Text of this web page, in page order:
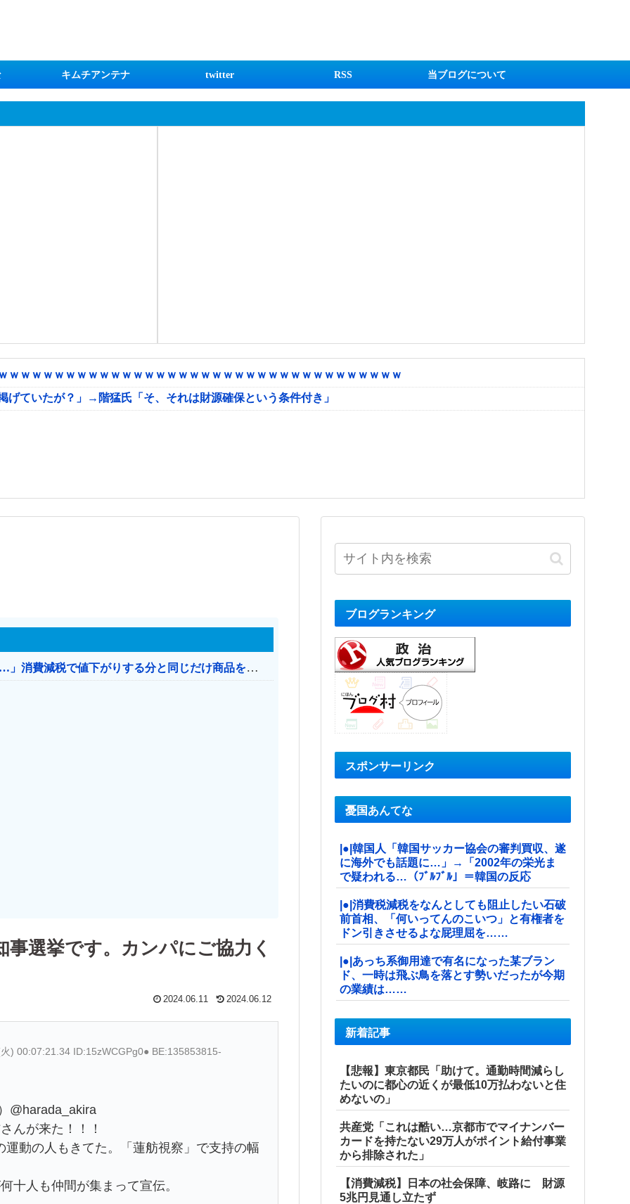
キムチアンテナ twitter RSS 当ブログについて
ｗｗｗｗｗｗｗｗｗｗｗｗｗｗｗｗｗｗｗｗｗｗｗｗｗｗｗｗｗｗｗｗｗｗ
ていたが？」→階猛氏「そ、それは財源確保という条件付き」
【消費税率1％】 「下げるのが筋なんですけど…」消費減税で値下がりする分と同じだけ商品を値上げして店頭価格を変えない店も
選挙です。カンパにご協力く
2024.06.11 2024.06.12
) 00:07:21.34 ID:15zWCGPg0● BE:135853815-
@harada_akira
んが来た！！！
動の人もきてた。「蓮舫視察」で支持の幅
十人も仲間が集まって宣伝。
ブログランキング
スポンサーリンク
憂国あんてな
|●|韓国人「韓国サッカー協会の審判買収、遂
に海外でも話題に…」→「2002年の栄光ま
で疑われる…（ﾌﾞﾙﾌﾞﾙ」＝韓国の反応
|●|消費税減税をなんとしても阻止したい石破
前首相、「何いってんのこいつ」と有権者を
ドン引きさせるよな屁理屈を……
|●|あっち系御用達で有名になった某ブラン
ド、一時は飛ぶ鳥を落とす勢いだったが今期
の業績は……
新着記事
【悲報】東京都民「助けて。通勤時間減らし
たいのに都心の近くが最低10万払わないと住
めないの」
共産党「これは酷い…京都市でマイナンバー
カードを持たない29万人がポイント給付事業
から排除された」
【消費減税】日本の社会保障、岐路に 財源
5兆円見通し立たず